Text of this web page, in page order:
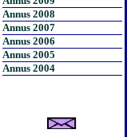
Annus 2008
Annus 2007
Annus 2006
Annus 2005
Annus 2004